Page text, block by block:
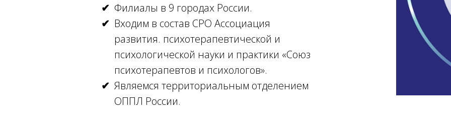
Филиалы в 9 городах России.
Входим в состав СРО Ассоциация
развития. психотерапевтической и
психологической науки и практики «Союз
психотерапевтов и психологов».
Являемся территориальным отделением
ОППЛ России.